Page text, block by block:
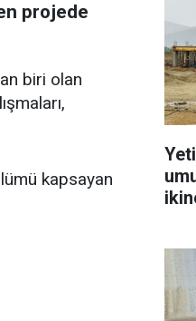
projede
biri olan
kapsayan